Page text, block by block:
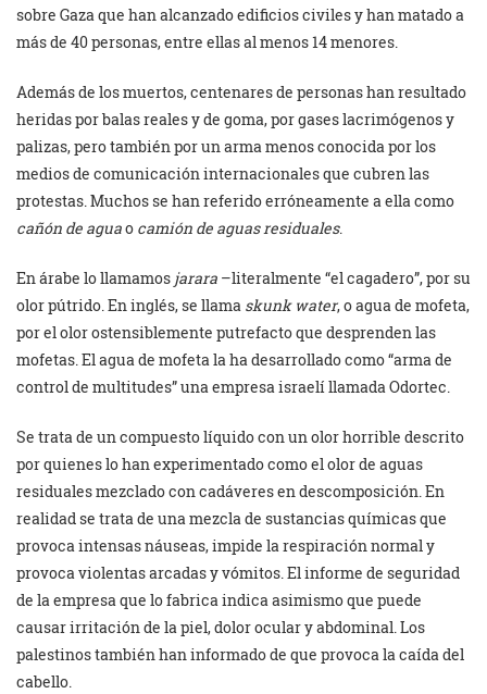
sobre Gaza que han alcanzado edificios civiles y han matado a
más de 40 personas, entre ellas al menos 14 menores.
Además de los muertos, centenares de personas han resultado
heridas por balas reales y de goma, por gases lacrimógenos y
palizas, pero también por un arma menos conocida por los
medios de comunicación internacionales que cubren las
protestas. Muchos se han referido erróneamente a ella como
cañón de aguao camión de aguas residuales.
En árabe lo llamamos jarara –literalmente “el cagadero”, por su
olor pútrido. En inglés, se llama skunk water, o agua de mofeta,
por el olor ostensiblemente putrefacto que desprenden las
mofetas. El agua de mofeta la ha desarrollado como “arma de
control de multitudes” una empresa israelí llamada Odortec.
Se trata de un compuesto líquido con un olor horrible descrito
por quienes lo han experimentado como el olor de aguas
residuales mezclado con cadáveres en descomposición. En
realidad se trata de una mezcla de sustancias químicas que
provoca intensas náuseas, impide la respiración normal y
provoca violentas arcadas y vómitos. El informe de seguridad
de la empresa que lo fabrica indica asimismo que puede
causar irritación de la piel, dolor ocular y abdominal. Los
palestinos también han informado de que provoca la caída del
cabello.